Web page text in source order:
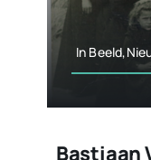
In
Bastiaan